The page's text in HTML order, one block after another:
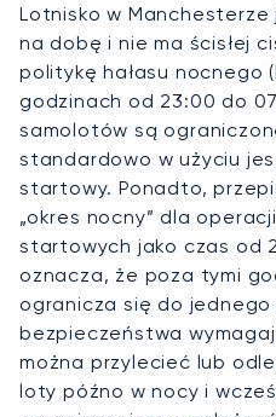
Lotnisko w
na dobę i nie ma ścisłej
politykę hałasu nocnego
godzinach od 23:00 do
samolotów są
standardowo w użyciu
startowy. Ponadto,
„okres nocny” dla
startowych jako czas od
oznacza, że poza tymi
ogranicza się do
bezpieczeństwa
można przylecieć lub
loty późno w nocy i